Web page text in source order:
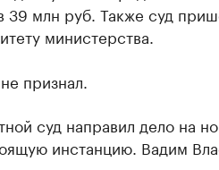
39 млн руб. Также суд
министерства.
признал.
суд направил дело на
инстанцию. Вадим